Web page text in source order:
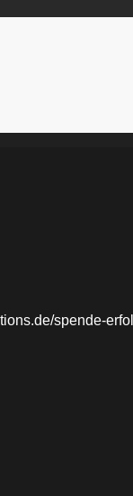
spende-